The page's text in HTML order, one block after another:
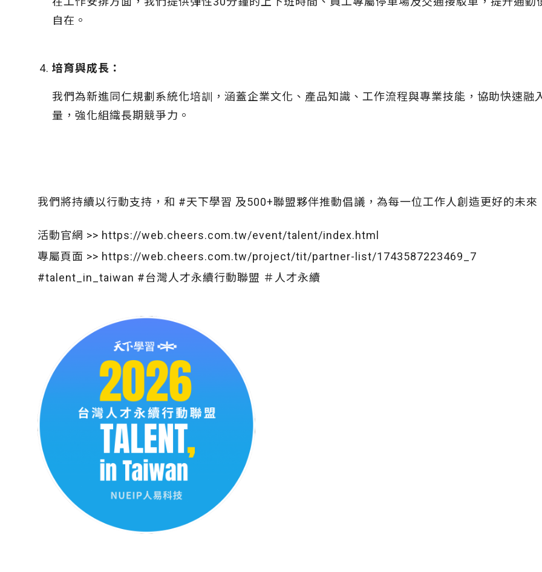
自在。
培育與成長：
我們為新進同仁規劃系統化培訓，涵蓋企業文化、產品知識、工作流程與專業技能，協助快速
量，強化組織長期競爭力。
我們將持續以行動支持，和 #天下學習 及500+聯盟夥伴推動倡議，為每一位工作人創造更好的未
活動官網 >> https://web.cheers.com.tw/event/talent/index.html
專屬頁面 >> https://web.cheers.com.tw/project/tit/partner-list/1743587223469_7
#talent_in_taiwan #台灣人才永續行動聯盟 ＃人才永續